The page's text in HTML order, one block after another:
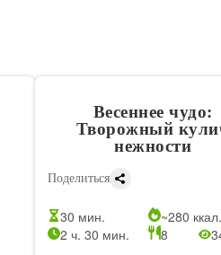
Весеннее чудо:
Творожный
нежности
Поделиться
30 мин.
~280 ккал.
2 ч. 30 мин.
8